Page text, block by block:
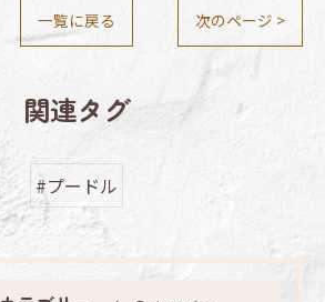
一覧に戻る 次のページ >
関連タグ
#プードル